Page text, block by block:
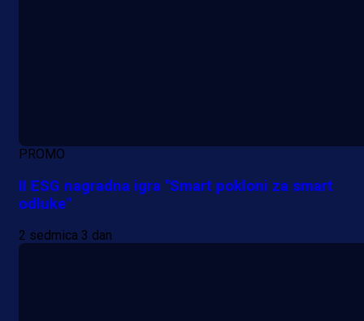
PROMO
II ESG nagradna igra "Smart pokloni za smart
odluke"
2 sedmica 3 dan